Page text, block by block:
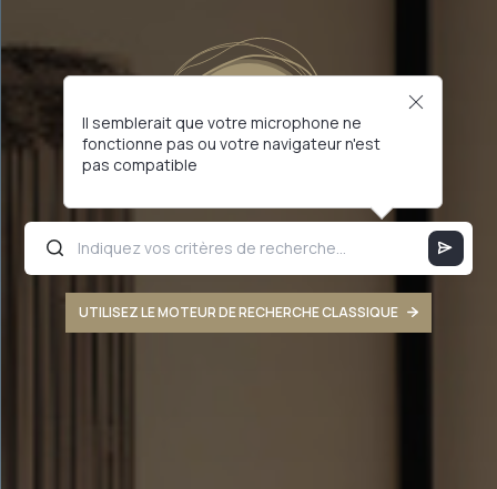
Il semblerait que votre microphone ne
fonctionne pas ou votre navigateur n'est
pas compatible
UTILISEZ LE MOTEUR DE RECHERCHE CLASSIQUE